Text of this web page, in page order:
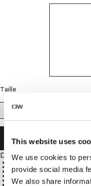
This website uses
We use cookies to
provide social media
We also share
Taille
ÉPUISÉ -
Description
77% Polyamide, 23%
Cropped fit
V-neck
Scrunch detail
Adjustable tie in the front